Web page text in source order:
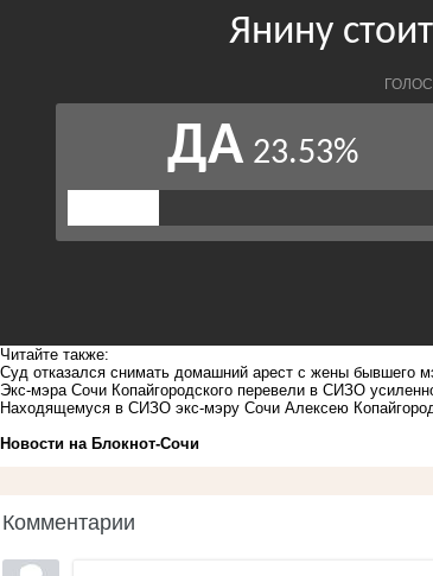
Читайте также:
Суд отказался снимать домашний арест с жены бывшего
Экс-мэра Сочи Копайгородского перевели в СИЗО
Находящемуся в СИЗО экс-мэру Сочи Алексею
Новости на Блoкнoт-Сочи
Комментарии